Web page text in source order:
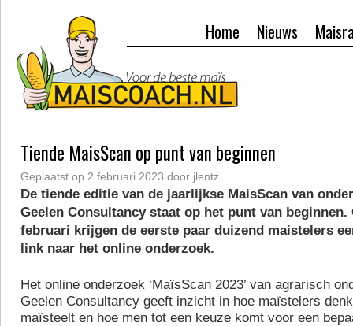
Nieuws
Home
Tiende MaisScan op punt van beginnen
Geplaatst op 2 februari 2023 door jlentz
De tiende editie van de jaarlijkse MaisScan van
Geelen Consultancy staat op het punt van beginnen.
februari krijgen de eerste paar duizend maistelers
link naar het online onderzoek.
Het online onderzoek ‘MaïsScan 2023’ van agrarisch
Geelen Consultancy geeft inzicht in hoe maïstelers
maïsteelt en hoe men tot een keuze komt voor een